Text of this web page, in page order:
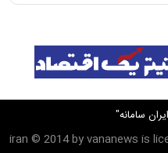
سامانه"
iran © 2014 byvananews is